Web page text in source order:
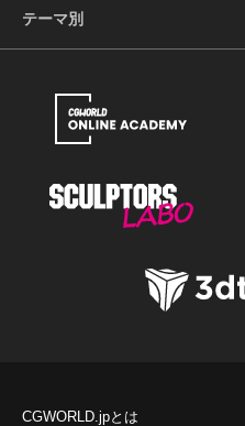
テーマ別
CGWORLD.jpとは